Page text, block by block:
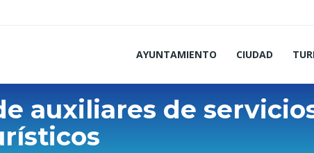
AYUNTAMIENTO CIUDAD
auxiliares de